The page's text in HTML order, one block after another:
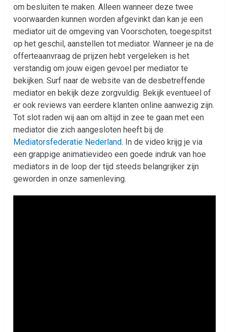
om besluiten te maken. Alleen wanneer deze twee
voorwaarden kunnen worden afgevinkt dan kan je een
mediator uit de omgeving van Voorschoten, toegespitst
op het geschil, aanstellen tot mediator. Wanneer je na de
offerteaanvraag de prijzen hebt vergeleken is het
verstandig om jouw eigen gevoel per mediator te
bekijken. Surf naar de website van de desbetreffende
mediator en bekijk deze zorgvuldig. Bekijk eventueel of
er ook reviews van eerdere klanten online aanwezig zijn.
Tot slot raden wij aan om altijd in zee te gaan met een
mediator die zich aangesloten heeft bij de
Mediatorsfederatie Nederland. In de video krijg je via
een grappige animatievideo een goede indruk van hoe
mediators in de loop der tijd steeds belangrijker zijn
geworden in onze samenleving.